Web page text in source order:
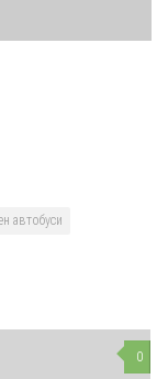
автобуси
0